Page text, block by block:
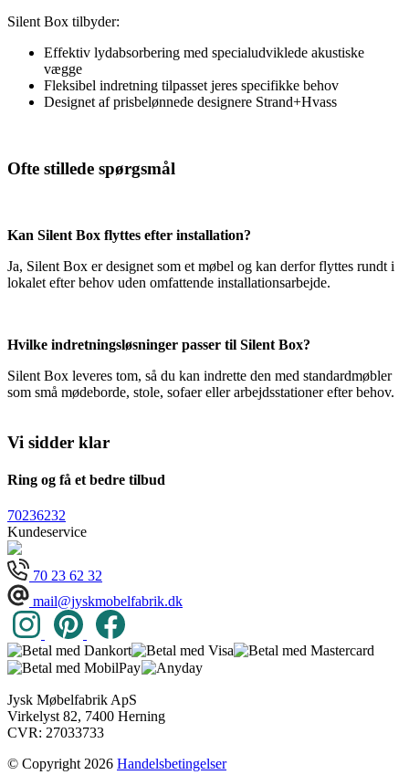
Silent Box tilbyder:
Effektiv lydabsorbering med specialudviklede akustiske
vægge
Fleksibel indretning tilpasset jeres specifikke behov
Designet af prisbelønnede designere Strand+Hvass
Ofte stillede spørgsmål
Kan Silent Box flyttes efter installation?
Ja, Silent Box er designet som et møbel og kan derfor flyttes rundt i
lokalet efter behov uden omfattende installationsarbejde.
Hvilke indretningsløsninger passer til Silent Box?
Silent Box leveres tom, så du kan indrette den med standardmøbler
som små mødeborde, stole, sofaer eller arbejdsstationer efter behov.
Vi sidder klar
Ring og få et bedre tilbud
70236232
Kundeservice
70 23 62 32
mail@jyskmobelfabrik.dk
Jysk Møbelfabrik ApS
Virkelyst 82, 7400 Herning
CVR: 27033733
© Copyright 2026 Handelsbetingelser